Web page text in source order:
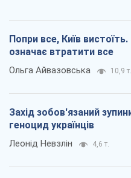
Попри все, Київ
означає втратити все
Ольга Айвазовська 10,9 т.
Захід зобов'язаний
геноцид українців
Леонід Невзлін 4,6 т.